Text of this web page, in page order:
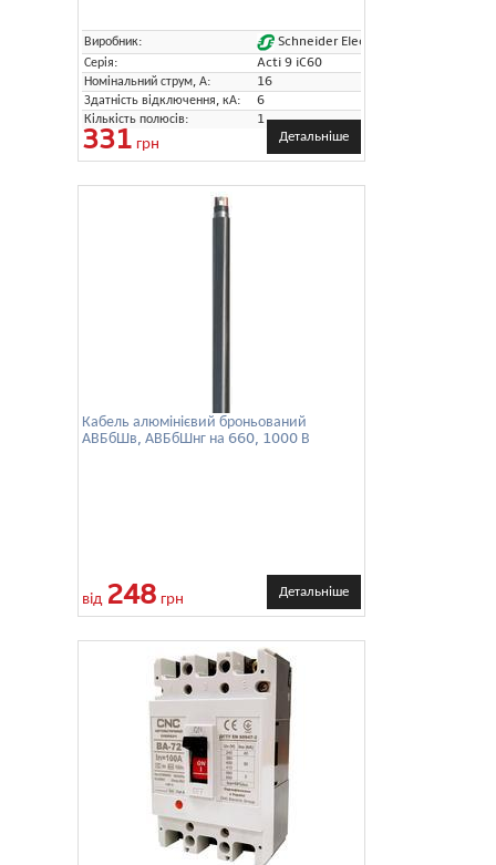
Виробник:
Schneider Electric
Серія:
Acti 9 iC60
Номінальний струм, А:
16
Здатність відключення, кА:
6
Кількість полюсів:
1
331 грн Детальніше
Кабель алюмінієвий броньований
АВБбШв, АВБбШнг на 660, 1000 В
від 248 грн Детальніше